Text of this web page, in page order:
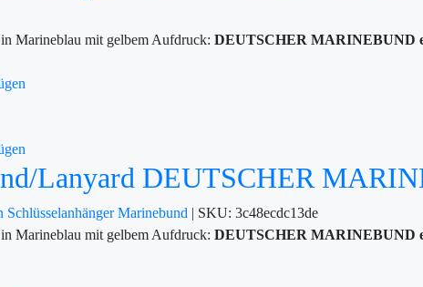
Marineblau mit gelbem Aufdruck: DEUTSCHER MARINEBUND
Lanyard DEUTSCHER
SchlüsselanhängerMarinebund | SKU: 3c48ecdc13de
Marineblau mit gelbem Aufdruck: DEUTSCHER MARINEBUND